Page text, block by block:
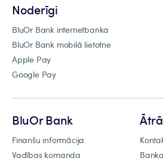
Noderīgi
BluOr Bank internetbanka
BluOr Bank mobilā lietotne
Apple Pay
Google Pay
BluOr Bank
Finanšu informācija
Vadības komanda